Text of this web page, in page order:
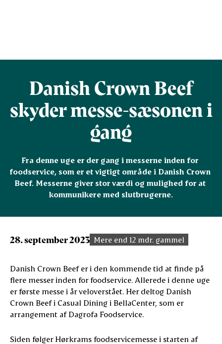
Danish Crown Beef
skyder messe-sæsonen i
gang
Fra denne uge er der gang i messerne inden for
foodservice, som er et vigtigt område i Danish Crown
Beef. Messerne giver stor værdi og mulighed for at
kommunikere med slutbrugerne.
28. september 2023 Mere end 12 mdr. gammel
Danish Crown Beef er i den kommende tid at finde på
flere messer inden for foodservice. Allerede i denne uge
er første messe i år veloverstået. Her deltog Danish
Crown Beef i Casual Dining i BellaCenter, som er
arrangement af Dagrofa Foodservice.
Siden følger Hørkrams foodservicemesse i starten af